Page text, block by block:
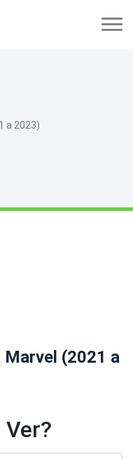
a 2023)
(2021 a
Ver?